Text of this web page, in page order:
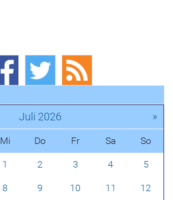
Juli 2026 »
Mi Do Fr Sa So
1 2 3 4 5
8 9 10 11 12